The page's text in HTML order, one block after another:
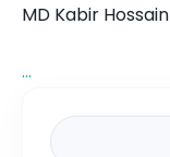
MD Kabir Hossain
...